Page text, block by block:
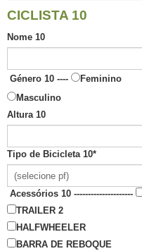
CICLISTA 10
Nome 10
Género 10 ----
Feminino
Masculino
Altura 10
Tipo de Bicicleta 10*
Acessórios 10 ---------------------
TRAILER 2
HALFWHEELER
BARRA DE REBOQUE